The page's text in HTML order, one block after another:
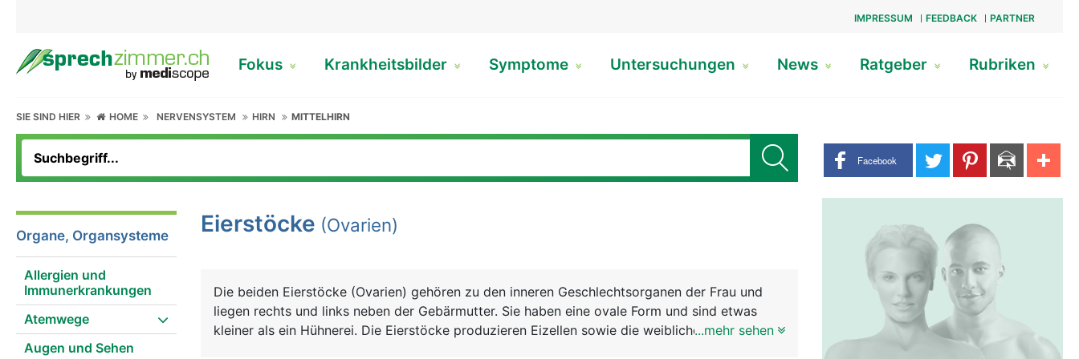
IMPRESSUM FEEDBACK PARTNER
Fokus Krankheitsbilder Symptome Untersuchungen News Ratgeber Rubriken
SIE SIND HIER HOME NERVENSYSTEM HIRN MITTELHIRN
Share buttons
Facebook
Organe, Organsysteme
Allergien und
Immunerkrankungen
Atemwege
Augen und Sehen
Eierstöcke (Ovarien)
Die beiden Eierstöcke (Ovarien) gehören zu den inneren Geschlechtsorganen der Frau und
liegen rechts und links neben der Gebärmutter. Sie haben eine ovale Form und sind etwas
kleiner als ein Hühnerei. Die Eierstöcke produzieren Eizellen sowie die weiblichen...mehr sehen